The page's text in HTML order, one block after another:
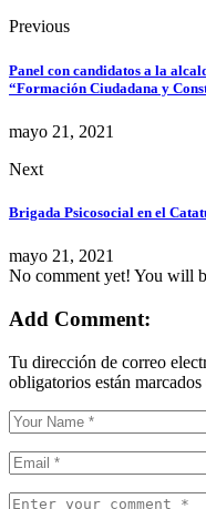
Previous
Panel con candidatos a la
“Formación Ciudadana y
mayo 21, 2021
Next
Brigada Psicosocial en el
mayo 21, 2021
No comment yet! You will
Add Comment:
Tu dirección de correo
obligatorios están marcados